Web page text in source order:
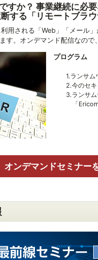
すか？ 事業継続に必
する「リモートブラ
用される「Web」「メール
す。オンデマンド配信なの
プログラム
1.ランサム
2.今のセキ
3.ランサム
「Ericom
オンデマンドセミナー